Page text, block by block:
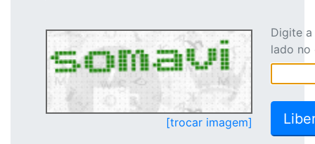
[trocar imagem]
Digite
lado no